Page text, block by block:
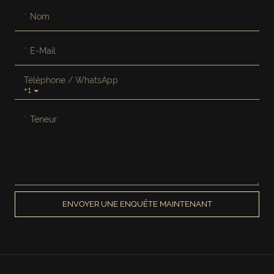
Nom
E-Mail
+1
Téléphone / WhatsApp
Teneur
ENVOYER UNE ENQUÊTE MAINTENANT